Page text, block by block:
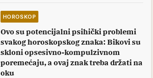
HOROSKOP
Ovo su potencijalni psihički problemi
svakog horoskopskog znaka: Bikovi su
skloni opsesivno-kompulzivnom
poremećaju, a ovaj znak treba držati na
oku